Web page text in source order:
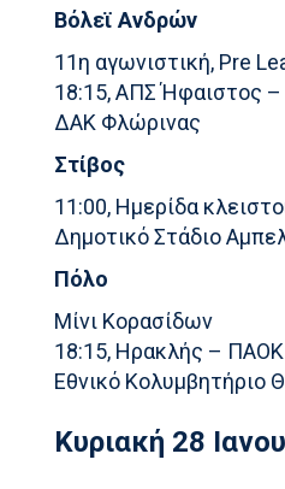
Βόλεϊ Ανδρών
11η αγωνιστική, Pre
18:15, ΑΠΣ Ήφαιστος
ΔΑΚ Φλώρινας
Στίβος
11:00, Ημερίδα
Δημοτικό Στάδιο
Πόλο
Mίνι Κορασίδων
18:15, Ηρακλής – ΠΑΟΚ
Εθνικό Κολυμβητήριο
Κυριακή 28